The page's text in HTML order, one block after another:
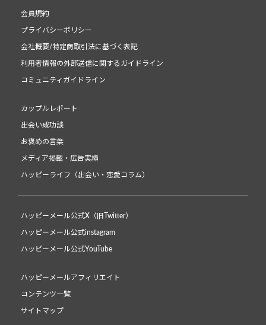
会員規約
プライバシーポリシー
会社概要/特定商取引法に基づく表記
利用者情報の外部送信に関するガイドライン
コミュニティガイドライン
カップルレポート
出会い成功談
お褒めの言葉
メディア掲載・広告実績
ハッピーライフ（出会い・恋愛コラム）
ハッピーメール公式X（旧Twitter）
ハッピーメール公式instagram
ハッピーメール公式YouTube
ハッピーメールアフィリエイト
コンテンツ一覧
サイトマップ